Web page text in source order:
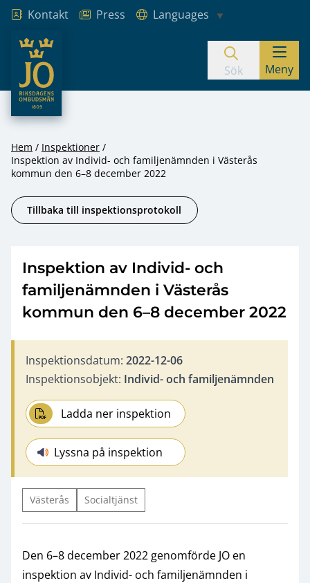
Hoppa till innehåll
Kontakt Press
Languages
JO – Riksdagens Ombudsmän
Sök Meny
Hem
Inspektioner
Inspektion av Individ- och familjenämnden i Västerås
kommun den 6–8 december 2022
Tillbaka till inspektionsprotokoll
Inspektion av Individ- och
familjenämnden i Västerås
kommun den 6–8 december 2022
Inspektionsdatum: 2022-12-06
Inspektionsobjekt: Individ- och familjenämnden
Ladda ner inspektion
Lyssna på inspektion
Västerås Socialtjänst
Den 6–8 december 2022 genomförde JO en
inspektion av Individ- och familjenämnden i